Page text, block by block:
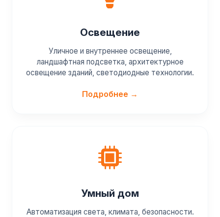
Освещение
Уличное и внутреннее освещение,
ландшафтная подсветка, архитектурное
освещение зданий, светодиодные технологии.
Подробнее →
Умный дом
Автоматизация света, климата, безопасности.